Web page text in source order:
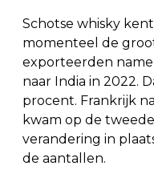
Schotse whisky
momenteel de
exporteerden
naar India in 2022.
procent. Frankrijk
kwam op de
verandering in
de aantallen.